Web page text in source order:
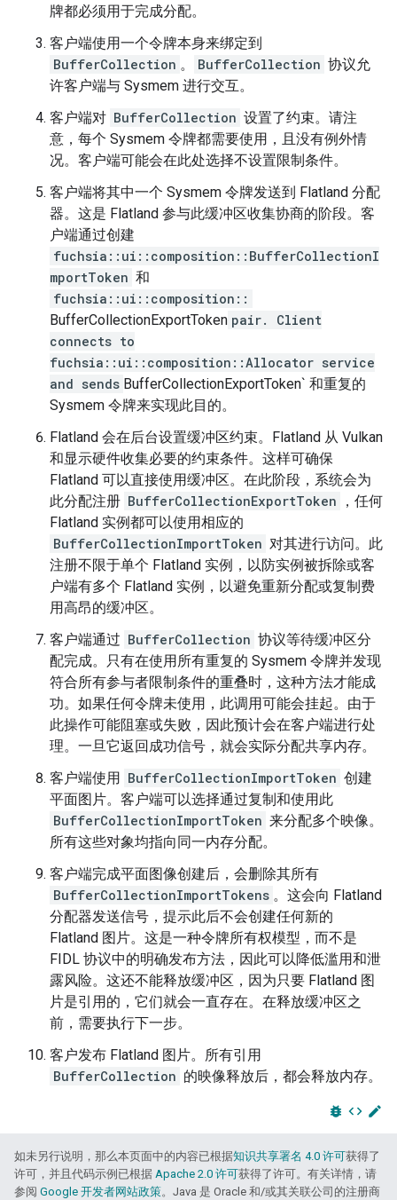
牌都必须用于完成分配。
客户端使用一个令牌本身来绑定到
BufferCollection 。 BufferCollection 协议允
许客户端与 Sysmem 进行交互。
客户端对 BufferCollection 设置了约束。请注
意，每个 Sysmem 令牌都需要使用，且没有例外情
况。客户端可能会在此处选择不设置限制条件。
客户端将其中一个 Sysmem 令牌发送到 Flatland 分配
器。这是 Flatland 参与此缓冲区收集协商的阶段。客
户端通过创建
fuchsia::ui::composition::BufferCollectionI
mportToken 和
fuchsia::ui::composition::
BufferCollectionExportToken pair. Client
connects to
fuchsia::ui::composition::Allocator service
and sends BufferCollectionExportToken` 和重复的
Sysmem 令牌来实现此目的。
Flatland 会在后台设置缓冲区约束。Flatland 从 Vulkan
和显示硬件收集必要的约束条件。这样可确保
Flatland 可以直接使用缓冲区。在此阶段，系统会为
此分配注册 BufferCollectionExportToken
，任何
Flatland 实例都可以使用相应的
BufferCollectionImportToken 对其进行访问。此
注册不限于单个 Flatland 实例，以防实例被拆除或客
户端有多个 Flatland 实例，以避免重新分配或复制费
用高昂的缓冲区。
客户端通过 BufferCollection 协议等待缓冲区分
配完成。只有在使用所有重复的 Sysmem 令牌并发现
符合所有参与者限制条件的重叠时，这种方法才能成
功。如果任何令牌未使用，此调用可能会挂起。由于
此操作可能阻塞或失败，因此预计会在客户端进行处
理。一旦它返回成功信号，就会实际分配共享内存。
客户端使用 BufferCollectionImportToken 创建
平面图片。客户端可以选择通过复制和使用此
BufferCollectionImportToken 来分配多个映像。
所有这些对象均指向同一内存分配。
客户端完成平面图像创建后，会删除其所有
BufferCollectionImportTokens 。这会向 Flatland
分配器发送信号，提示此后不会创建任何新的
Flatland 图片。这是一种令牌所有权模型，而不是
FIDL 协议中的明确发布方法，因此可以降低滥用和泄
露风险。这还不能释放缓冲区，因为只要 Flatland 图
片是引用的，它们就会一直存在。在释放缓冲区之
前，需要执行下一步。
客户发布 Flatland 图片。所有引用
BufferCollection 的映像释放后，都会释放内存。
bug_report code edit
如未另行说明，那么本页面中的内容已根据知识共享署名 4.0 许可获得了
许可，并且代码示例已根据 Apache 2.0 许可获得了许可。有关详情，请
参阅 Google 开发者网站政策。Java 是 Oracle 和/或其关联公司的注册商